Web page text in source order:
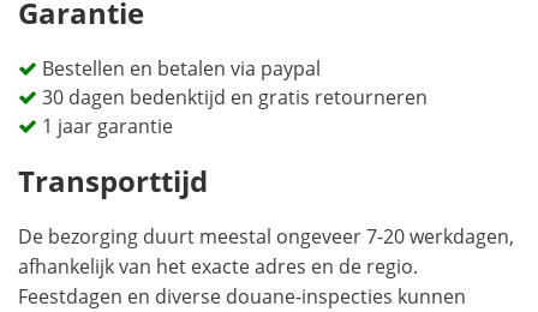
Garantie
Bestellen en betalen via paypal
30 dagen bedenktijd en gratis retourneren
1 jaar garantie
Transporttijd
De bezorging duurt meestal ongeveer 7-20 werkdagen,
afhankelijk van het exacte adres en de regio.
Feestdagen en diverse douane-inspecties kunnen